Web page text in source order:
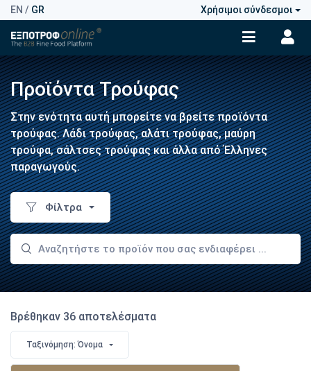
EN / GR Χρήσιμοι σύνδεσμοι
Προϊόντα Τρούφας
Στην ενότητα αυτή μπορείτε να βρείτε προϊόντα
τρούφας. Λάδι τρούφας, αλάτι τρούφας, μαύρη
τρούφα, σάλτσες τρούφας και άλλα από Έλληνες
παραγωγούς.
Φίλτρα
Βρέθηκαν 36 αποτελέσματα
Ταξινόμηση: Όνομα